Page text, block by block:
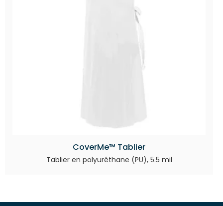
CoverMe™ Tablier
Tablier en polyuréthane (PU), 5.5 mil